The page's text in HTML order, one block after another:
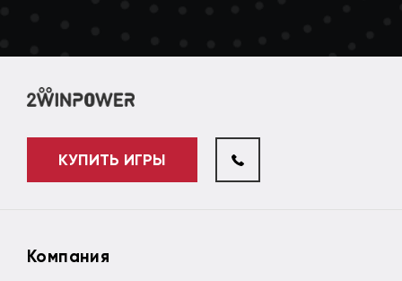
КУПИТЬ ИГРЫ
Компания